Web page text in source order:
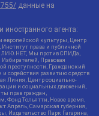
данные на
агента:
культуры, Центр
права и публичной
Мы против СПИДа,
Правовая
преступности, Гражданский
содействия развитию средств
Линия, Центр социально-
и социальных движений,
прав граждан,
Тольятти, Новое время,
Апрель, Самарская губерния,
Издательство Парк Гагарина,